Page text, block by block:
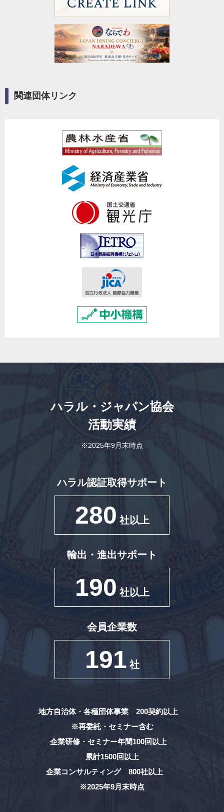
関連団体リンク
ハラル・ジャパン協会
活動実績
※2025年9月末時点
ハラル認証取得サポート
280 社以上
輸出・進出サポート
190 社以上
会員企業数
191 社
地方自治体・各種団体事業 200契約以上
※再委託・セミナー含む
企業研修・セミナー年間100回以上
累計1500回以上
企業コンサルティング 800社以上
※2025年9月末時点